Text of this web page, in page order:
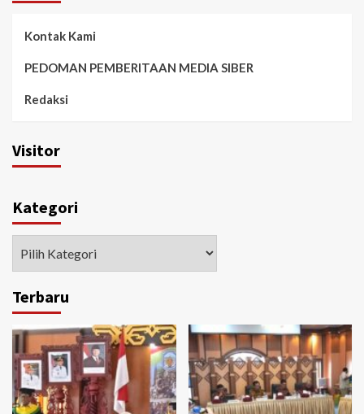
Kontak Kami
PEDOMAN PEMBERITAAN MEDIA SIBER
Redaksi
Visitor
Kategori
Terbaru